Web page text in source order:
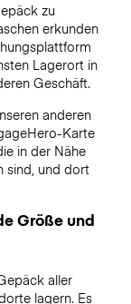
zu
erkunden
Lagerort in
Geschäft.
anderen
Karte
in der Nähe
sind, und dort
Größe und
aller
lagern. Es